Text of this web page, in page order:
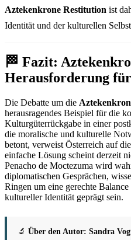
Aztekenkrone Restitution ist
Identität und der kulturellen
🏁 Fazit:
Herausforderung
Die Debatte um die
herausragendes Beispiel für die
Kulturgüterrückgabe in einer
die moralische und kulturelle
betont, verweist Österreich auf
einfache Lösung scheint derzeit
Penacho de Moctezuma wird
diplomatischen Gesprächen,
Ringen um eine gerechte
kultureller Identität geprägt sein.
🔬 Über den Autor: Sandra